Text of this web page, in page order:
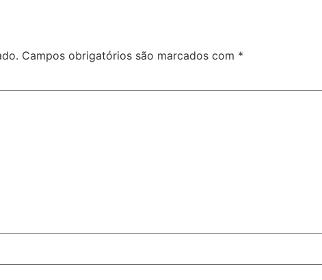
Campos obrigatórios são marcados com *